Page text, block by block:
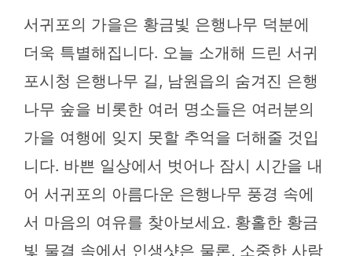
서귀포의 가을은 황금빛 은행나무 덕분에
더욱 특별해집니다. 오늘 소개해 드린 서귀
포시청 은행나무 길, 남원읍의 숨겨진 은행
나무 숲을 비롯한 여러 명소들은 여러분의
가을 여행에 잊지 못할 추억을 더해줄 것입
니다. 바쁜 일상에서 벗어나 잠시 시간을 내
어 서귀포의 아름다운 은행나무 풍경 속에
서 마음의 여유를 찾아보세요. 황홀한 황금
빛 물결 속에서 인생샷은 물론, 소중한 사람